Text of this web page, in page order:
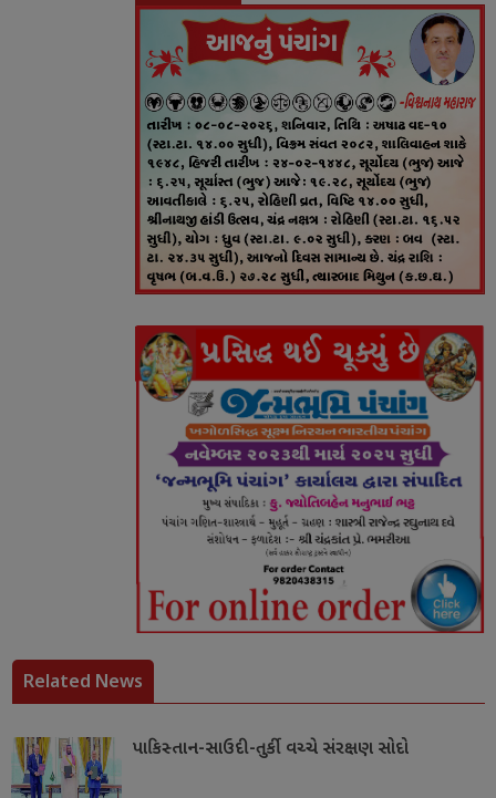
Related News
પાકિસ્તાન-સાઉદી-તુર્કી વચ્ચે સંરક્ષણ સોદો